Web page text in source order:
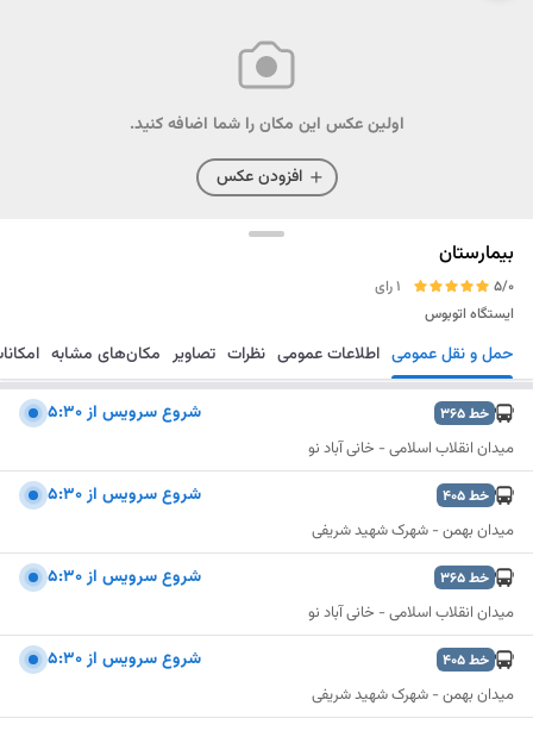
اولین عکس این مکان را شما اضافه کنید.
افزودن عکس
بیمارستان
5/0
1 رای
ایستگاه اتوبوس
مسیریابی ذخیره ارسال حمل و نقل عمومی اطلاعات عمومی نظرات تصاویر مکان‌های مشابه
خط365 شروع سرويس از 5:30
میدان انقلاب اسلامی - خانی آباد نو
خط405 شروع سرويس از 5:30
میدان بهمن - شهرک شهید شریفی
خط365 شروع سرويس از 5:30
میدان انقلاب اسلامی - خانی آباد نو
خط405 شروع سرويس از 5:30
میدان بهمن - شهرک شهید شریفی